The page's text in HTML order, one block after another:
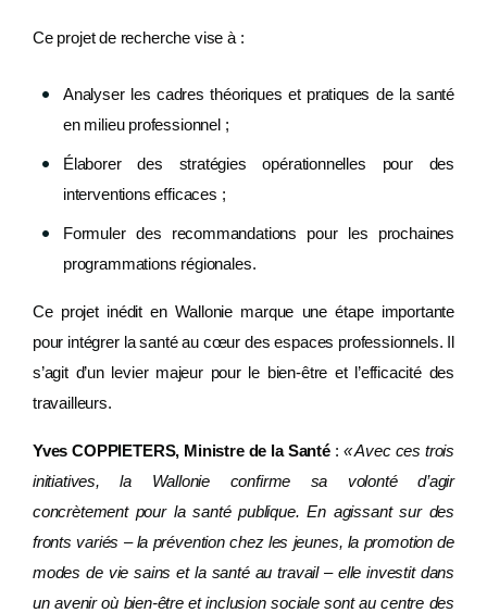
Ce projet de recherche vise à :
Analyser les cadres théoriques et pratiques de la santé
en milieu professionnel ;
Élaborer des stratégies opérationnelles pour des
interventions efficaces ;
Formuler des recommandations pour les prochaines
programmations régionales.
Ce projet inédit en Wallonie marque une étape importante
pour intégrer la santé au cœur des espaces professionnels. Il
s’agit d’un levier majeur pour le bien-être et l’efficacité des
travailleurs.
Yves COPPIETERS, Ministre de la Santé: « Avec ces trois
initiatives, la Wallonie confirme sa volonté d’agir
concrètement pour la santé publique. En agissant sur des
fronts variés – la prévention chez les jeunes, la promotion de
modes de vie sains et la santé au travail – elle investit dans
un avenir où bien-être et inclusion sociale sont au centre des